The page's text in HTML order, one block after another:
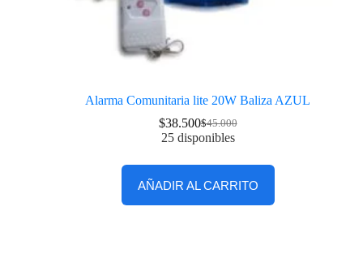
Alarma Comunitaria lite 20W Baliza AZUL
$45.000
$38.500
25 disponibles
AÑADIR AL CARRITO